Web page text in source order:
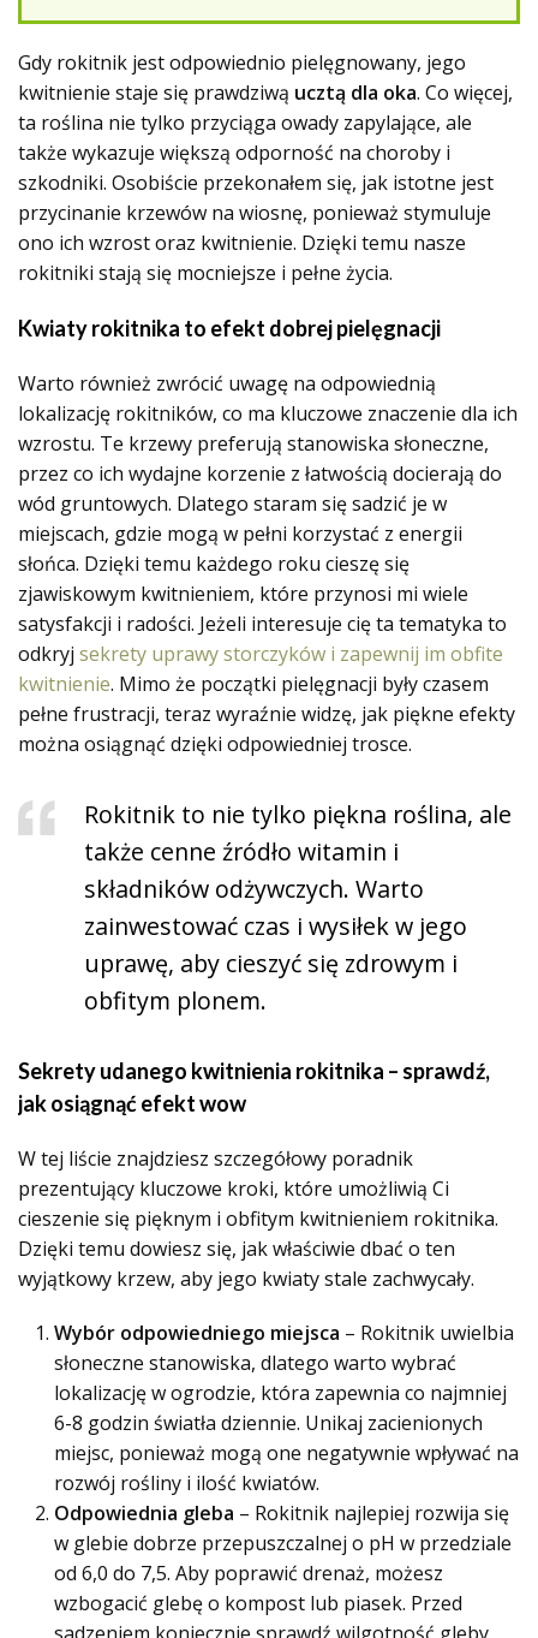
Gdy rokitnik jest odpowiednio pielęgnowany, jego
kwitnienie staje się prawdziwą ucztą dla oka. Co więcej,
ta roślina nie tylko przyciąga owady zapylające, ale
także wykazuje większą odporność na choroby i
szkodniki. Osobiście przekonałem się, jak istotne jest
przycinanie krzewów na wiosnę, ponieważ stymuluje
ono ich wzrost oraz kwitnienie. Dzięki temu nasze
rokitniki stają się mocniejsze i pełne życia.
Kwiaty rokitnika to efekt dobrej pielęgnacji
Warto również zwrócić uwagę na odpowiednią
lokalizację rokitników, co ma kluczowe znaczenie dla ich
wzrostu. Te krzewy preferują stanowiska słoneczne,
przez co ich wydajne korzenie z łatwością docierają do
wód gruntowych. Dlatego staram się sadzić je w
miejscach, gdzie mogą w pełni korzystać z energii
słońca. Dzięki temu każdego roku cieszę się
zjawiskowym kwitnieniem, które przynosi mi wiele
satysfakcji i radości. Jeżeli interesuje cię ta tematyka to
odkryj sekrety uprawy storczyków i zapewnij im obfite
kwitnienie. Mimo że początki pielęgnacji były czasem
pełne frustracji, teraz wyraźnie widzę, jak piękne efekty
można osiągnąć dzięki odpowiedniej trosce.
Rokitnik to nie tylko piękna roślina, ale
także cenne źródło witamin i
składników odżywczych. Warto
zainwestować czas i wysiłek w jego
uprawę, aby cieszyć się zdrowym i
obfitym plonem.
Sekrety udanego kwitnienia rokitnika – sprawdź,
jak osiągnąć efekt wow
W tej liście znajdziesz szczegółowy poradnik
prezentujący kluczowe kroki, które umożliwią Ci
cieszenie się pięknym i obfitym kwitnieniem rokitnika.
Dzięki temu dowiesz się, jak właściwie dbać o ten
wyjątkowy krzew, aby jego kwiaty stale zachwycały.
Wybór odpowiedniego miejsca – Rokitnik uwielbia
słoneczne stanowiska, dlatego warto wybrać
lokalizację w ogrodzie, która zapewnia co najmniej
6-8 godzin światła dziennie. Unikaj zacienionych
miejsc, ponieważ mogą one negatywnie wpływać na
rozwój rośliny i ilość kwiatów.
Odpowiednia gleba – Rokitnik najlepiej rozwija się
w glebie dobrze przepuszczalnej o pH w przedziale
od 6,0 do 7,5. Aby poprawić drenaż, możesz
wzbogacić glebę o kompost lub piasek. Przed